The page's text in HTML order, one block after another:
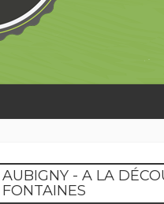
AUBIGNY - A LA
FONTAINES